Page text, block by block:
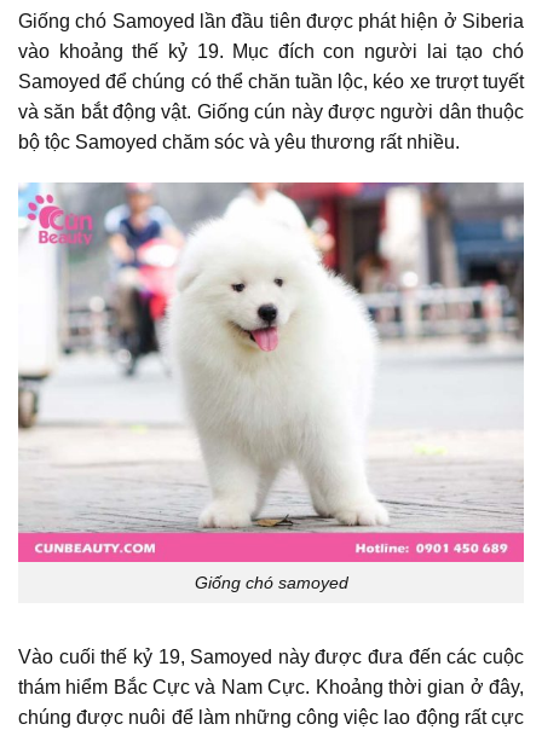
Giống chó Samoyed lần đầu tiên được phát hiện ở Siberia
vào khoảng thế kỷ 19. Mục đích con người lai tạo chó
Samoyed để chúng có thể chăn tuần lộc, kéo xe trượt tuyết
và săn bắt động vật. Giống cún này được người dân thuộc
bộ tộc Samoyed chăm sóc và yêu thương rất nhiều.
Giống chó samoyed
Vào cuối thế kỷ 19, Samoyed này được đưa đến các cuộc
thám hiểm Bắc Cực và Nam Cực. Khoảng thời gian ở đây,
chúng được nuôi để làm những công việc lao động rất cực